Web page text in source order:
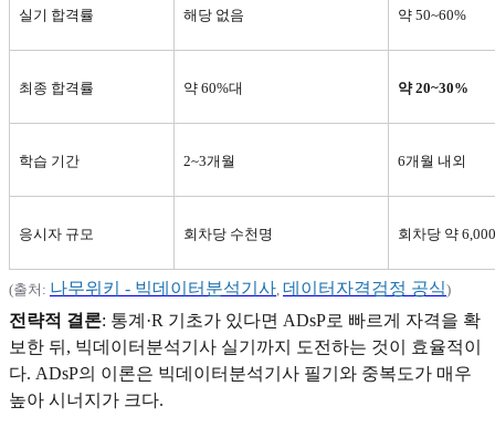
실기 합격률 해당 없음 약 50~60%
최종 합격률 약 60%대 약 20~30%
학습 기간 2~3개월 6개월 내외
응시자 규모 회차당 수천명 회차당 약
(출처: 나무위키 - 빅데이터분석기사 데이터자격검정 공식)
전략적 결론: 통계·R 기초가 있다면 ADsP로 빠르게 자격을 확
보한 뒤, 빅데이터분석기사 실기까지 도전하는 것이 효율적이
다. ADsP의 이론은 빅데이터분석기사 필기와 중복도가 매우
높아 시너지가 크다.